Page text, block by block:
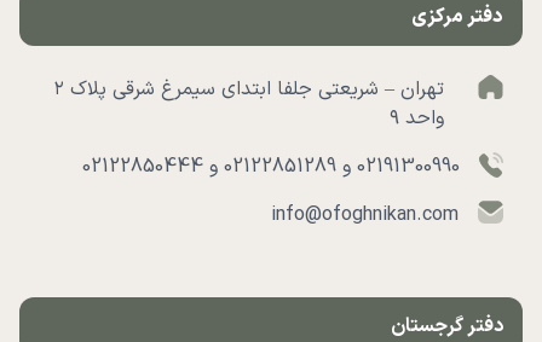
دفتر مرکزی
تهران – شریعتی جلفا ابتدای سیمرغ شرقی پلاک ۲
واحد ۹
02191300990 و 02122851289 و 02122850444
info@ofoghnikan.com
دفتر گرجستان